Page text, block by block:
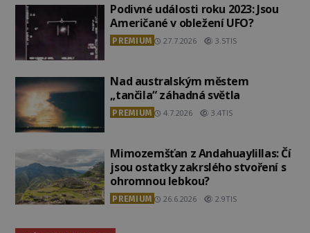
Podivné události roku 2023: Jsou
Američané v obležení UFO?
PREMIUM 27.7.2026 3.5TIS
Nad australským městem
„tančila“ záhadná světla
PREMIUM 4.7.2026 3.4TIS
Mimozemšťan z Andahuaylillas: Čí
jsou ostatky zakrslého stvoření s
ohromnou lebkou?
PREMIUM 26.6.2026 2.9TIS